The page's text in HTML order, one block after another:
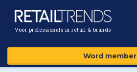
Voor professionals in retail & brands
Word member